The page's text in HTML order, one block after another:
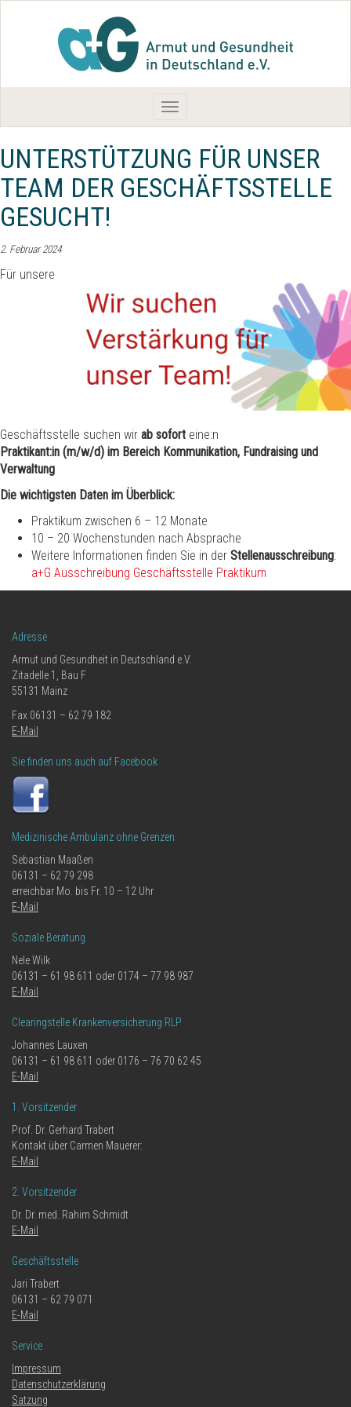
Toggle
navigation
UNTERSTÜTZUNG FÜR UNSER
TEAM DER GESCHÄFTSSTELLE
GESUCHT!
2. Februar 2024
Für unsere
Geschäftsstelle suchen wir ab sofort eine:n
Praktikant:in (m/w/d) im Bereich Kommunikation, Fundraising und
Verwaltung
Die wichtigsten Daten im Überblick:
Praktikum zwischen 6 – 12 Monate
10 – 20 Wochenstunden nach Absprache
Weitere Informationen finden Sie in der Stellenausschreibung:
a+G Ausschreibung Geschäftsstelle Praktikum
Adresse
Armut und Gesundheit in Deutschland e.V.
Zitadelle 1, Bau F
55131 Mainz
Fax 06131 – 62 79 182
E-Mail
Sie finden uns auch auf Facebook
Medizinische Ambulanz ohne Grenzen
Sebastian Maaßen
06131 – 62 79 298
erreichbar Mo. bis Fr. 10 – 12 Uhr
E-Mail
Soziale Beratung
Nele Wilk
06131 – 61 98 611 oder 0174 – 77 98 987
E-Mail
Clearingstelle Krankenversicherung RLP
Johannes Lauxen
06131 – 61 98 611 oder 0176 – 76 70 62 45
E-Mail
1. Vorsitzender
Prof. Dr. Gerhard Trabert
Kontakt über Carmen Mauerer:
E-Mail
2. Vorsitzender
Dr. Dr. med. Rahim Schmidt
E-Mail
Geschäftsstelle
Jari Trabert
06131 – 62 79 071
E-Mail
Service
Impressum
Datenschutzerklärung
Satzung